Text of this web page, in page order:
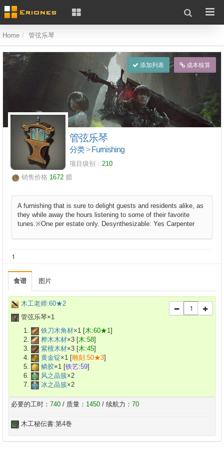
Home 管弦乐琴
添加列表 成本核算
管弦乐琴
分类> Furnishing
项目级别： 210
销售价格 1672 腮
A furnishing that is sure to delight guests and residents alike, as
they while away the hours listening to some of their favorite
tunes.※One per estate only. Desynthesizable: Yes Carpenter
1
食谱 图片
木工老师:60★2
管弦乐琴×1
铁刀木角材×1 [木:60★1]
桦木木材×3 [木:58]
紫檀木材×3 [木:45]
黄金锭×1 [雕刻:50★3]
鳞胶×1 [铁艺:59]
风之晶簇×2
冰之晶簇×2
必要的工时： 740 / 质量： 1450 / 续航力： 70
木工秘伝書:第4巻